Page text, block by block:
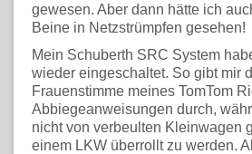
gewesen. Aber dann hätte ich
Beine in Netzstrümpfen gesehen!
Mein Schuberth SRC System
wieder eingeschaltet. So gibt mir
Frauenstimme meines TomTom
Abbiegeanweisungen durch,
nicht von verbeulten Kleinwagen
einem LKW überrollt zu werden.